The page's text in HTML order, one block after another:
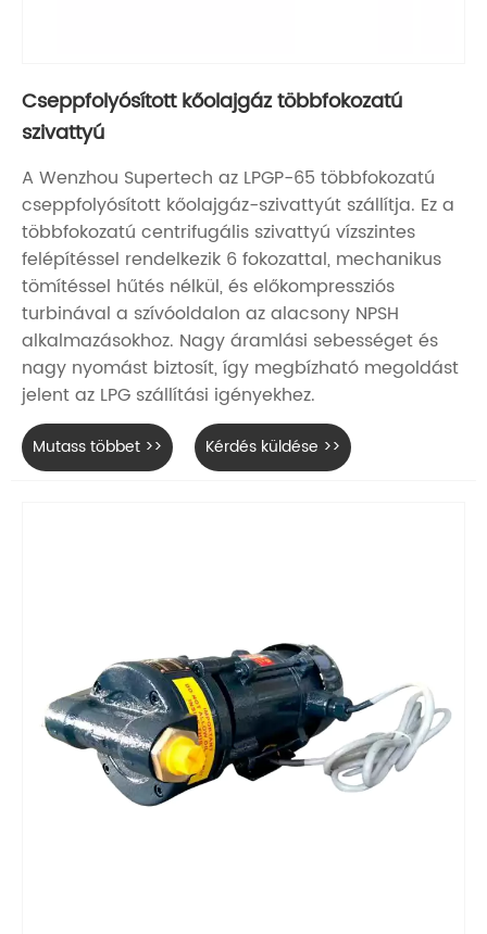
Cseppfolyósított kőolajgáz többfokozatú
szivattyú
A Wenzhou Supertech az LPGP-65 többfokozatú
cseppfolyósított kőolajgáz-szivattyút szállítja. Ez a
többfokozatú centrifugális szivattyú vízszintes
felépítéssel rendelkezik 6 fokozattal, mechanikus
tömítéssel hűtés nélkül, és előkompressziós
turbinával a szívóoldalon az alacsony NPSH
alkalmazásokhoz. Nagy áramlási sebességet és
nagy nyomást biztosít, így megbízható megoldást
jelent az LPG szállítási igényekhez.
Mutass többet >> Kérdés küldése >>